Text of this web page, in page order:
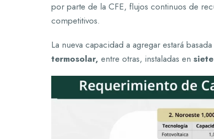
por parte de la CFE, flujos continuos de
competitivos.
La nueva capacidad a agregar estará
termosolar, entre otras, instaladas en